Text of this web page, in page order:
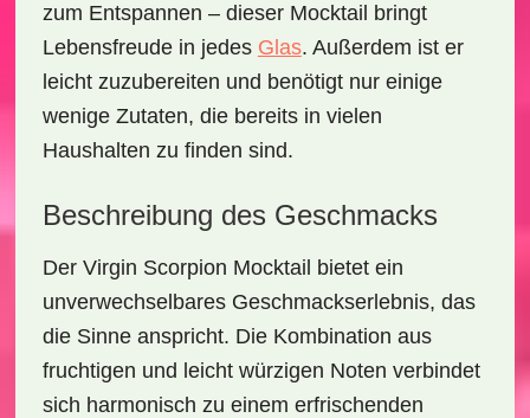
zum Entspannen – dieser Mocktail bringt
Lebensfreude in jedes Glas. Außerdem ist er
leicht zuzubereiten und benötigt nur einige
wenige Zutaten, die bereits in vielen
Haushalten zu finden sind.
Beschreibung des Geschmacks
Der Virgin Scorpion Mocktail bietet ein
unverwechselbares Geschmackserlebnis, das
die Sinne anspricht. Die Kombination aus
fruchtigen und leicht würzigen Noten verbindet
sich harmonisch zu einem erfrischenden